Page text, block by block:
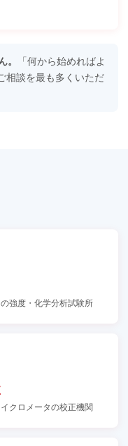
。
「何から始めればよ
相談を最も多くいただ
強度・化学分析試験所
クロメータの校正機関